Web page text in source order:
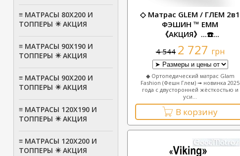
≡ МАТРАСЫ 80Х200 И
ТОППЕРЫ ✴️ АКЦИЯ
≡ МАТРАСЫ 90Х190 И
ТОППЕРЫ ✴️ АКЦИЯ
≡ МАТРАСЫ 90Х200 И
ТОППЕРЫ ✴️ АКЦИЯ
≡ МАТРАСЫ 120Х190 И
ТОППЕРЫ ✴️ АКЦИЯ
≡ МАТРАСЫ 120Х200 И
ТОППЕРЫ ✴️ АКЦИЯ
◇ Матрас GLEM / ГЛЕМ 2в1
ФЭШИН ™ ЕММ
《АКЦИЯ》...☎️...
4 544 2 727 грн
◆ Ортопедический матрас Glam
Fashion (Фешн Глем) ➟ новинка 2025
года с двусторонней жёсткостью и
уси...
В корзину